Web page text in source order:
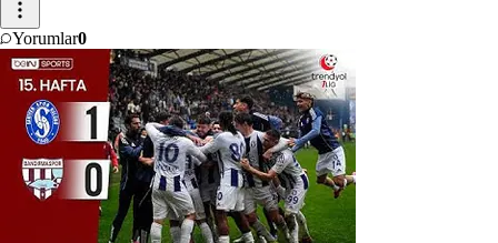
Yorumlar0